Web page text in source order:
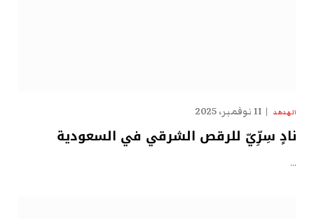
الهدهد 11 نوفمبر، 2025
نادٍ سِرِّيّ للرقص الشرقي في السعودية
…